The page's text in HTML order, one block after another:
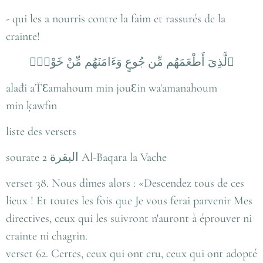
- qui les a nourris contre la faim et rassurés de la
crainte!
ٱلَّذِىٓ أَطْعَمَهُم مِّن جُوعٍ وَءَامَنَهُم مِّنْ خَوْفٍۭ
alađi aŤƐamahoum min jouƐin wa'amanahoum
min ķawfin
liste des versets
sourate 2 البقرة Al-Baqara la Vache
verset 38. Nous dîmes alors : «Descendez tous de ces
lieux ! Et toutes les fois que Je vous ferai parvenir Mes
directives, ceux qui les suivront n'auront à éprouver ni
crainte ni chagrin.
verset 62. Certes, ceux qui ont cru, ceux qui ont adopté